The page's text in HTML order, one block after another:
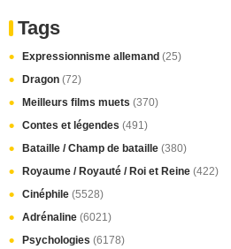
Tags
Expressionnisme allemand (25)
Dragon (72)
Meilleurs films muets (370)
Contes et légendes (491)
Bataille / Champ de bataille (380)
Royaume / Royauté / Roi et Reine (422)
Cinéphile (5528)
Adrénaline (6021)
Psychologies (6178)